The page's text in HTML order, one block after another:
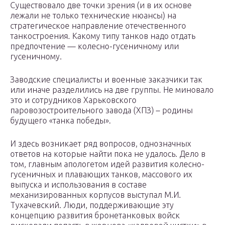
Существовало две точки зрения (и в их основе
лежали не только технические нюансы) на
стратегическое направление отечественного
танкостроения. Какому типу танков надо отдать
предпочтение — колесно-гусеничному или
гусеничному.
Заводские специалисты и военные заказчики так
или иначе разделились на две группы. Не миновало
это и сотрудников Харьковского
паровозостроительного завода (ХПЗ) – родины
будущего «танка победы».
И здесь возникает ряд вопросов, однозначных
ответов на которые найти пока не удалось. Дело в
том, главным апологетом идей развития колесно-
гусеничных и плавающих танков, массового их
выпуска и использования в составе
механизированных корпусов выступал М.И.
Тухачевский. Люди, поддерживающие эту
концепцию развития бронетанковых войск